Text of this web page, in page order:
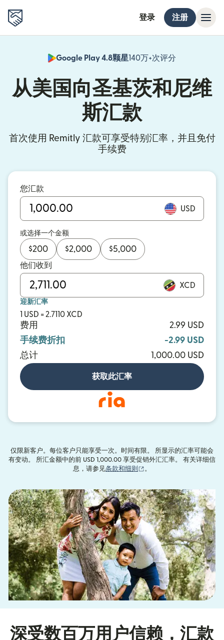
登录 注册
Google Play 4.8颗星140万+次评分
从美国向圣基茨和尼维
斯汇款
首次使用 Remitly 汇款可享受特别汇率，并且免付
手续费
您汇款
USD
或选择一个金额
$200 $2,000 $5,000
他们收到
XCD
迎新汇率
1 USD = 2.7110 XCD
费用
2.99 USD
手续费折扣
-2.99 USD
总计
1,000.00 USD
获取此汇率
仅限新客户。每位客户只能享受一次。时间有限。 所显示的汇率可能会
有变动。 所汇金额中的前 USD 1,000.00 享受促销外汇汇率。 有关详细信
息，请参见条款和细则 。
深受数百万用户信赖，汇款